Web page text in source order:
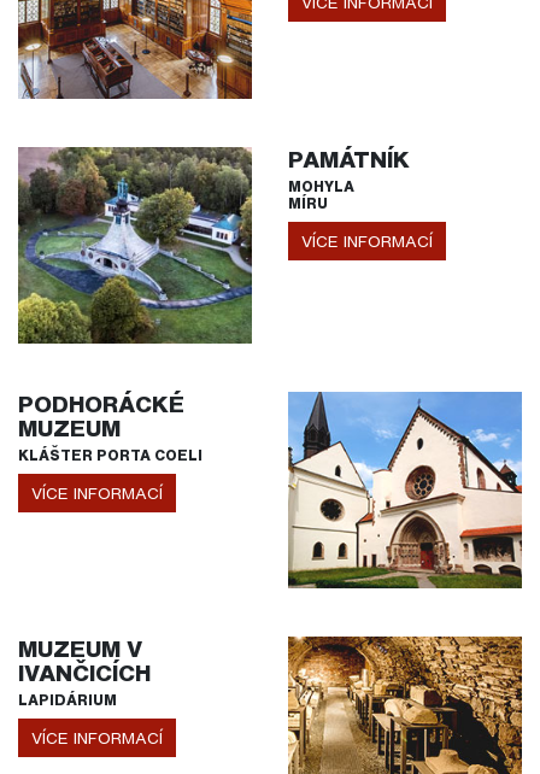
PAMÁTNÍK
MOHYLA
MÍRU
VÍCE INFORMACÍ
PODHORÁCKÉ
MUZEUM
KLÁŠTER PORTA COELI
VÍCE INFORMACÍ
MUZEUM V
IVANČICÍCH
LAPIDÁRIUM
VÍCE INFORMACÍ